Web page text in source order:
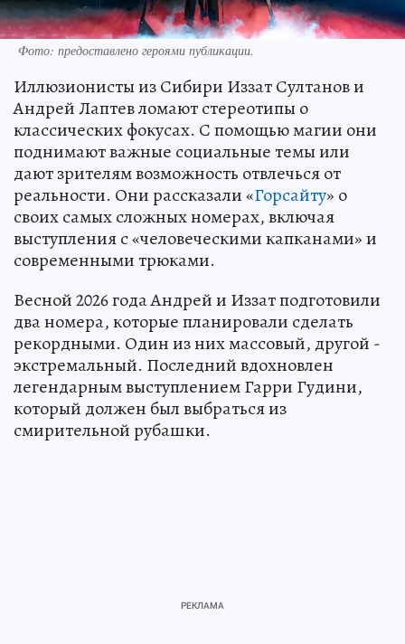
Фото: предоставлено героями публикации.
Иллюзионисты из Сибири Иззат Султанов и
Андрей Лаптев ломают стереотипы о
классических фокусах. С помощью магии они
поднимают важные социальные темы или
дают зрителям возможность отвлечься от
реальности. Они рассказали «Горсайту» о
своих самых сложных номерах, включая
выступления с «человеческими капканами» и
современными трюками.
Весной 2026 года Андрей и Иззат подготовили
два номера, которые планировали сделать
рекордными. Один из них массовый, другой -
экстремальный. Последний вдохновлен
легендарным выступлением Гарри Гудини,
который должен был выбраться из
смирительной рубашки.